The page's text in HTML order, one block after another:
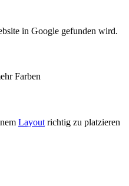
in Google gefunden wird.
Farben
Layout richtig zu platzieren